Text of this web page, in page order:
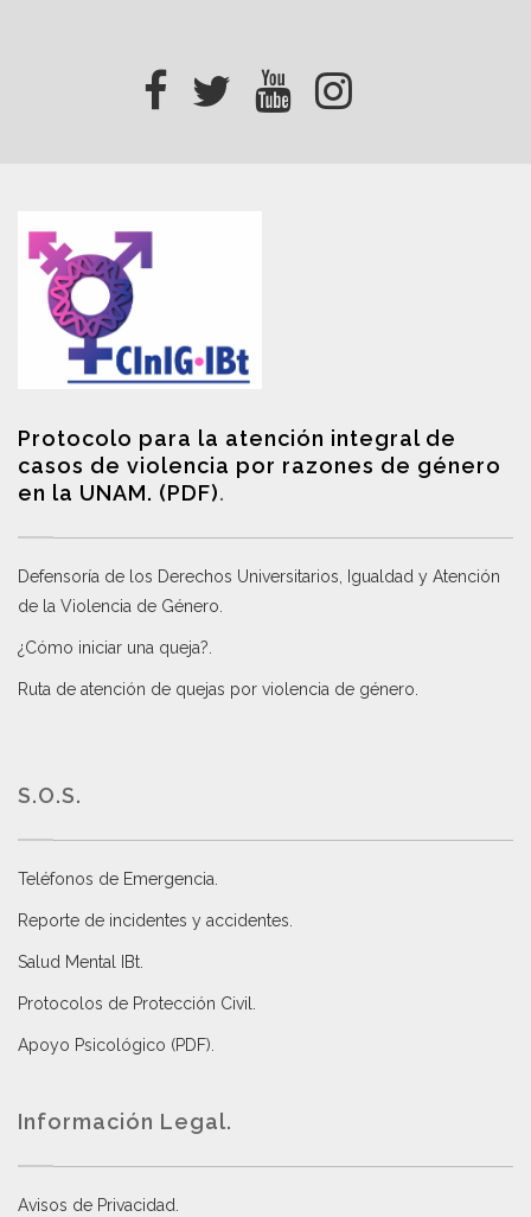
Protocolo para la atención integral de
casos de violencia por razones de género
en la UNAM. (PDF).
Defensoría de los Derechos Universitarios, Igualdad y Atención
de la Violencia de Género
¿Cómo iniciar una queja?
Ruta de atención de quejas por violencia de género
S.O.S.
Teléfonos de Emergencia.
Reporte de incidentes y accidentes
Salud Mental IBt
Protocolos de Protección Civil
Apoyo Psicológico (PDF)
Información Legal.
Avisos de Privacidad